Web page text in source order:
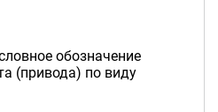
обозначение
(привода) по виду